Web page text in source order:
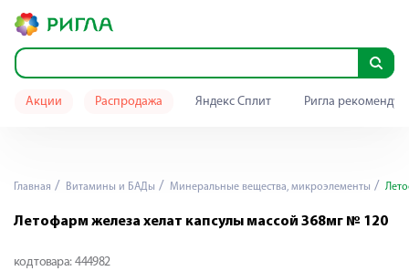
Акции Распродажа Яндекс Сплит Ригла
Главная Витамины и БАДы Минеральные вещества, микроэлементы
Летофарм железа хелат капсулы массой 368мг № 120
код товара: 444982